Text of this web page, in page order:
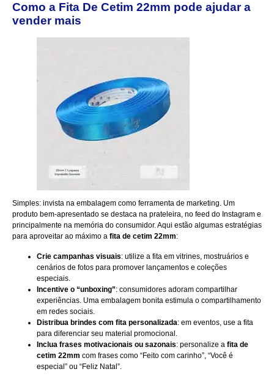
Como a Fita De Cetim 22mm pode ajudar a
vender mais
Simples: invista na embalagem como ferramenta de marketing. Um
produto bem-apresentado se destaca na prateleira, no feed do Instagram e
principalmente na memória do consumidor. Aqui estão algumas estratégias
para aproveitar ao máximo a fita de cetim 22mm:
Crie campanhas visuais: utilize a fita em vitrines, mostruários e
cenários de fotos para promover lançamentos e coleções
especiais.
Incentive o “unboxing”: consumidores adoram compartilhar
experiências. Uma embalagem bonita estimula o compartilhamento
em redes sociais.
Distribua brindes com fita personalizada: em eventos, use a fita
para diferenciar seu material promocional.
Inclua frases motivacionais ou sazonais: personalize a fita de
cetim 22mm com frases como “Feito com carinho”, “Você é
especial” ou “Feliz Natal”.